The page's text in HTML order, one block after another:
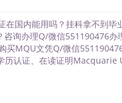
外留学文凭认证QQ微信
QQ微信551190476泰国文
法国留学回国证明QQ微信
QQ微信551190476外国文凭